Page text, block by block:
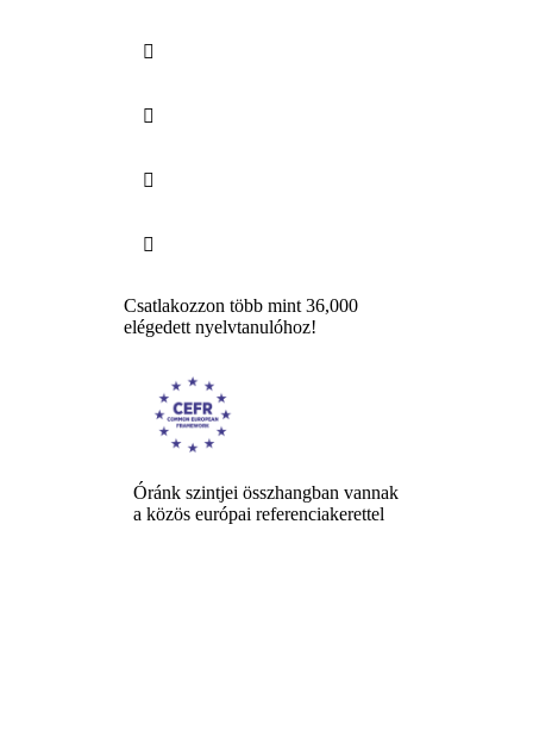




Csatlakozzon több mint 36,000
elégedett nyelvtanulóhoz!
Óránk szintjei összhangban vannak
a közös európai referenciakerettel